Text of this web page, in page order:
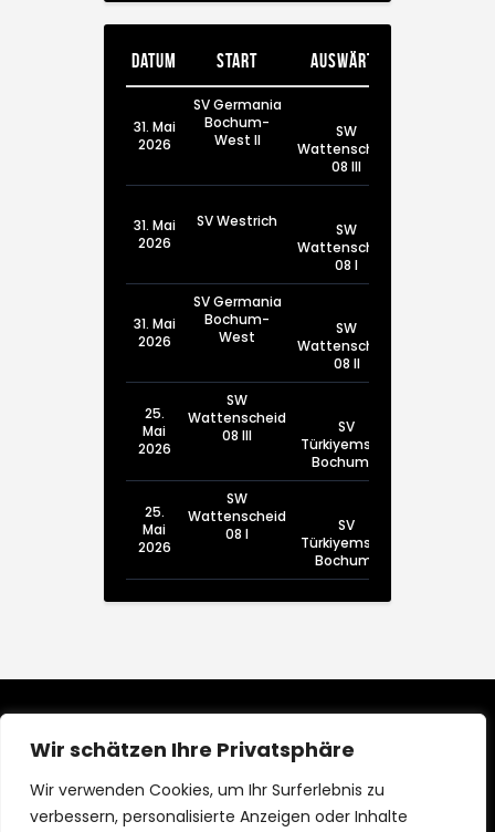
Wir schätzen Ihre Privatsphäre
Wir verwenden Cookies, um Ihr Surferlebnis zu
verbessern, personalisierte Anzeigen oder Inhalte
Datum Start Auswärts
31. Mai
2026
SV Germania
Bochum-
West II
SW
Wattenscheid
08 III
31. Mai
2026
SV Westrich
SW
Wattenscheid
08 I
31. Mai
2026
SV Germania
Bochum-
West
SW
Wattenscheid
08 II
25.
Mai
2026
SW
Wattenscheid
08 III
SV
Türkiyemspor
Bochum III
25.
Mai
2026
SW
Wattenscheid
08 I
SV
Türkiyemspor
Bochum I